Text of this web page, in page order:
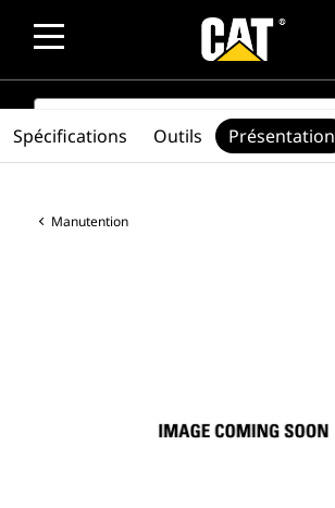
SEARCH
Manutention
Spécifications Outils Présentation